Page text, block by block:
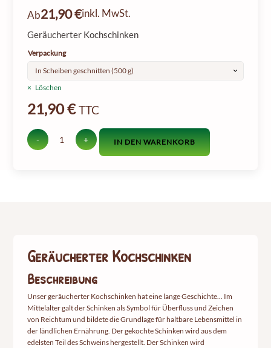
Ab21,90€inkl. MwSt.
Geräucherter Kochschinken
Verpackung
Löschen
21,90€ TTC
-
Menge
+ IN DEN WARENKORB
Geräucherter Kochschinken
Beschreibung
Unser geräucherter Kochschinken hat eine lange Geschichte... Im
Mittelalter galt der Schinken als Symbol für Überfluss und Zeichen
von Reichtum und bildete die Grundlage für haltbare Lebensmittel in
der ländlichen Ernährung. Der gekochte Schinken wird aus dem
edelsten Teil des Schweins hergestellt. Der Schinken wird